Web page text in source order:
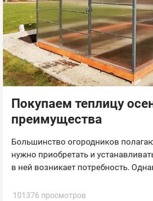
Покупаем теплицу
преимущества
Большинство огородников
нужно приобретать и
в ней возникает потребность.
101376 просмотров